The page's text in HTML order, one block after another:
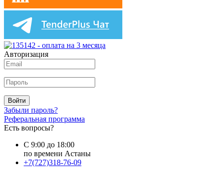
Авторизация
Войти
Забыли пароль?
Реферальная программа
Есть вопросы?
С 9:00 до 18:00
по времени Астаны
+7(727)318-76-09